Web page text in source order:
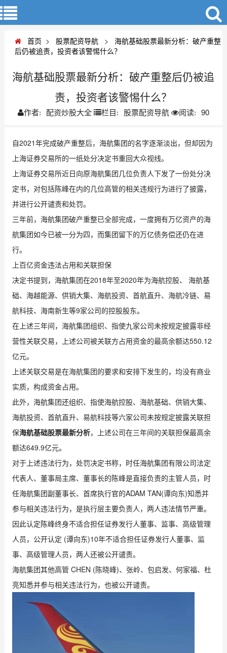
首页 > 股票配资导航 >
海航基础股票最新分析：破产重整
后仍被追责，投资者该警惕什么？
海航基础股票最新分析：破产重整后仍被追
责，投资者该警惕什么？
作者: 配资炒股大全 栏目: 股票配资导航 阅读: 90
自2021年完成破产重整后，海航集团的名字逐渐淡出，但却因为
上海证券交易所的一纸处分决定书重回大众视线。
上海证券交易所近日向原海航集团几位负责人下发了一份处分决
定书，对包括陈峰在内的几位高管的相关违规行为进行了披露，
并进行公开谴责和处罚。
三年前，海航集团破产重整已全部完成，一度拥有万亿资产的海
航集团如今已被一分为四，而集团留下的万亿债务偿还仍在进
行。
上百亿资金违法占用和关联担保
决定书提到，海航集团在2018年至2020年为海航控股、 海航基
础、海越能源、供销大集、海航投资、首航直升、海航冷链、易
航科技、海南新生等9家公司的控股股东。
在上述三年间，海航集团组织、指使九家公司未按规定披露非经
营性关联交易，上述公司被关联方占用资金的最高余额达550.12
亿元。
上述关联交易是在海航集团的要求和安排下发生的，均没有商业
实质，构成资金占用。
此外，海航集团还组织、指使海航控股、海航基础、供销大集、
海航投资、首航直升、易航科技等六家公司未按规定披露关联担
保海航基础股票最新分析，上述公司在三年间的关联担保最高余
额达649.9亿元。
对于上述违法行为，处罚决定书称，时任海航集团有限公司法定
代表人、董事局主席、董事长的陈峰是直接负责的主管人员，时
任海航集团副董事长、首席执行官的ADAM TAN(谭向东)知悉并
参与相关违法行为，是执行层主要负责人，两人违法情节严重。
因此认定陈峰终身不适合担任证券发行人董事、监事、高级管理
人员，公开认定 (谭向东)10年不适合担任证券发行人董事、监
事、高级管理人员，两人还被公开谴责。
海航集团其他高管 CHEN (陈晓峰)、张岭、包启发、何家福、杜
亮知悉并参与相关违法行为，也被公开谴责。